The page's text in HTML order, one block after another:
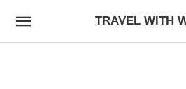
TRAVEL WITH